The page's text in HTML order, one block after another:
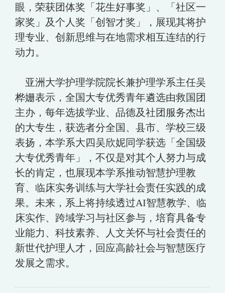
眼，荣获团体奖「花生好事奖」、「社区一
家奖」及个人奖「创智才奖」，展现其将护
理专业、创新思维与在地需求相互连结的行
动力。
亚洲大学护理学院院长兼护理学系主任吴
桦姗表示，全国大专优秀青年遴选由救国团
主办，每年选拔学业、品德及社团服务杰出
的大专生，获选者分全国、县市、学校三级
表扬，本学系大四吴欣妮同学获选「全国级
大专优秀青年」，不仅是对其个人努力与成
长的肯定，也展现本学系推动智慧护理教
育、临床实务训练与大学社会责任实践的成
果。未来，系上将持续透过AI智慧教学、临
床实作、跨域学习与社区参与，培育具备专
业能力、科技素养、人文关怀与社会责任的
新世代护理人才，回应高龄社会与智慧医疗
发展之需求。